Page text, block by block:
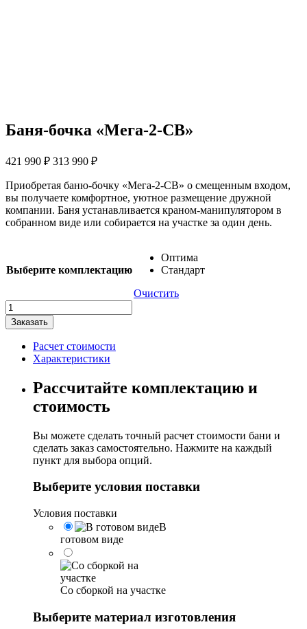
Баня-бочка «Мега-2-СВ»
421 990 ₽ 313 990 ₽
Приобретая баню-бочку «Мега-2-СВ» о смещенным входом,
вы получаете комфортное, уютное размещение дружной
компании. Баня устанавливается краном-манипулятором в
собранном виде или собирается на участке за один день.
Выберите комплектацию
Оптима
Стандарт
Очистить
Количество
товара
Баня-
бочка
"Мега-2-
Заказать
Расчет стоимости
Характеристики
Рассчитайте комплектацию и
стоимость
Вы можете сделать точный расчет стоимости бани и
сделать заказ самостоятельно. Нажмите на каждый
пункт для выбора опций.
Выберите условия поставки
Условия поставки
В
готовом виде
Со сборкой на участке
Выберите материал изготовления